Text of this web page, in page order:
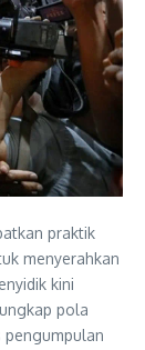
praktik
menyerahkan
kini
pola
pengumpulan